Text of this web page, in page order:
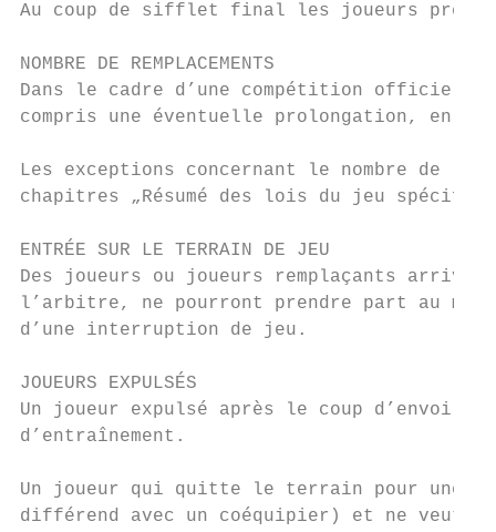
Au coup de sifflet final les joueurs
NOMBRE DE REMPLACEMENTS
Dans le cadre d’une compétition officielle
compris une éventuelle prolongation, en
Les exceptions concernant le nombre de
chapitres „Résumé des lois du jeu
ENTRÉE SUR LE TERRAIN DE JEU
Des joueurs ou joueurs remplaçants
l’arbitre, ne pourront prendre part au
d’une interruption de jeu.
JOUEURS EXPULSÉS
Un joueur expulsé après le coup d’envoi
d’entraînement.
Un joueur qui quitte le terrain pour une
différend avec un coéquipier) et ne